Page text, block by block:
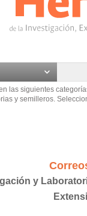
las siguientes
y semilleros.
y